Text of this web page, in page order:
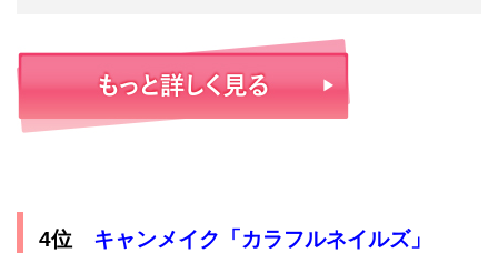
4位 キャンメイク「カラフルネイルズ」